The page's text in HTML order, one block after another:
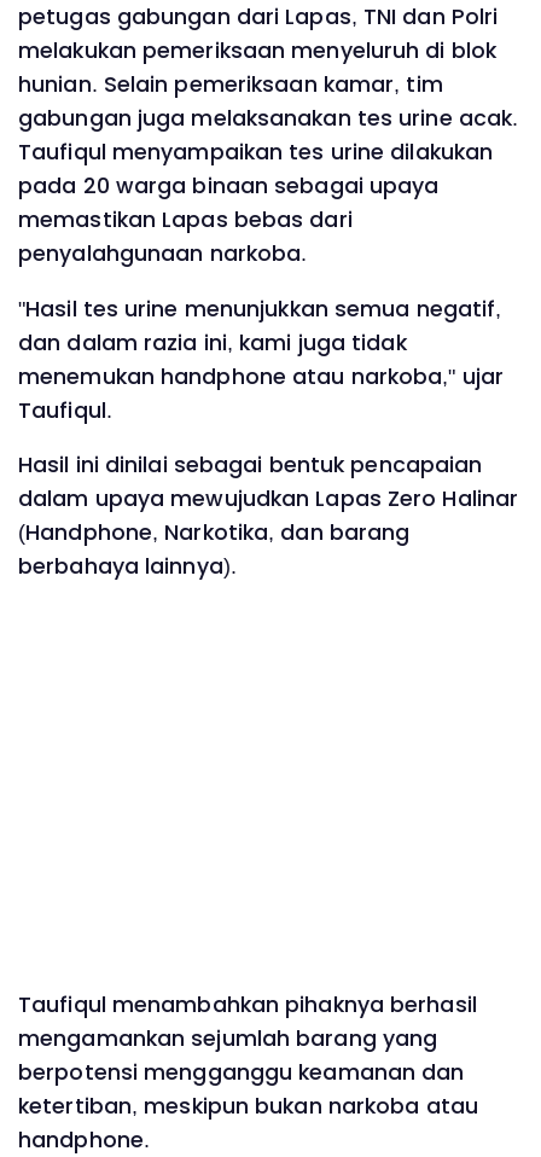
petugas gabungan dari Lapas, TNI dan Polri
melakukan pemeriksaan menyeluruh di blok
hunian. Selain pemeriksaan kamar, tim
gabungan juga melaksanakan tes urine acak.
Taufiqul menyampaikan tes urine dilakukan
pada 20 warga binaan sebagai upaya
memastikan Lapas bebas dari
penyalahgunaan narkoba.
"Hasil tes urine menunjukkan semua negatif,
dan dalam razia ini, kami juga tidak
menemukan handphone atau narkoba," ujar
Taufiqul.
Hasil ini dinilai sebagai bentuk pencapaian
dalam upaya mewujudkan Lapas Zero Halinar
(Handphone, Narkotika, dan barang
berbahaya lainnya).
Taufiqul menambahkan pihaknya berhasil
mengamankan sejumlah barang yang
berpotensi mengganggu keamanan dan
ketertiban, meskipun bukan narkoba atau
handphone.